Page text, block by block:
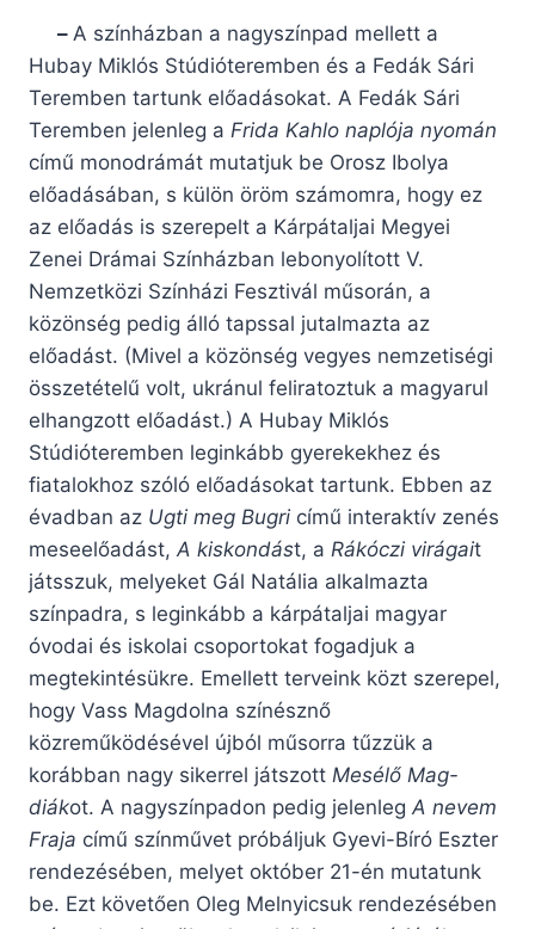
– A színházban a nagyszínpad mellett a
Hubay Miklós Stúdióteremben és a Fedák Sári
Teremben tartunk előadásokat. A Fedák Sári
Teremben jelenleg a Frida Kahlo naplója nyomán
című monodrámát mutatjuk be Orosz Ibolya
előadásában, s külön öröm számomra, hogy ez
az előadás is szerepelt a Kárpátaljai Megyei
Zenei Drámai Színházban lebonyolított V.
Nemzetközi Színházi Fesztivál műsorán, a
közönség pedig álló tapssal jutalmazta az
előadást. (Mivel a közönség vegyes nemzetiségi
összetételű volt, ukránul feliratoztuk a magyarul
elhangzott előadást.) A Hubay Miklós
Stúdióteremben leginkább gyerekekhez és
fiatalokhoz szóló előadásokat tartunk. Ebben az
évadban az Ugti meg Bugri című interaktív zenés
meseelőadást, A kiskondást, a Rákóczi virágait
játsszuk, melyeket Gál Natália alkalmazta
színpadra, s leginkább a kárpátaljai magyar
óvodai és iskolai csoportokat fogadjuk a
megtekintésükre. Emellett terveink közt szerepel,
hogy Vass Magdolna színésznő
közreműködésével újból műsorra tűzzük a
korábban nagy sikerrel játszott Mesélő Mag-
diákot. A nagyszínpadon pedig jelenleg A nevem
Fraja című színművet próbáljuk Gyevi-Bíró Eszter
rendezésében, melyet október 21-én mutatunk
be. Ezt követően Oleg Melnyicsuk rendezésében